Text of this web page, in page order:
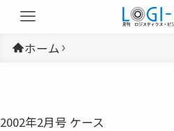
ホーム
2002年2月号 ケース